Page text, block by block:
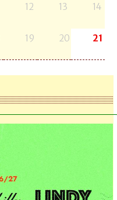
12 13 14
19 20 21